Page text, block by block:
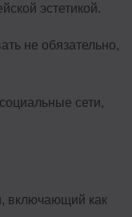
эстетикой.
не обязательно,
сети,
включающий как